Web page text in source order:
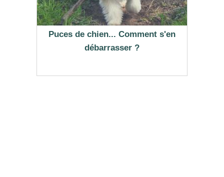
Puces de chien... Comment s'en
débarrasser ?